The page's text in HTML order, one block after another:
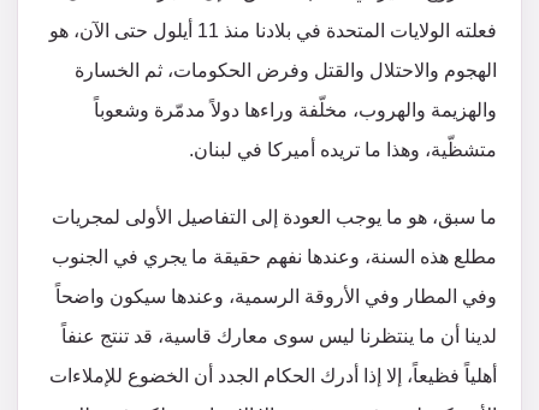
فعلته الولايات المتحدة في بلادنا منذ 11 أيلول حتى الآن، هو
الهجوم والاحتلال والقتل وفرض الحكومات، ثم الخسارة
والهزيمة والهروب، مخلّفة وراءها دولاً مدمّرة وشعوباً
متشظّية، وهذا ما تريده أميركا في لبنان.
ما سبق، هو ما يوجب العودة إلى التفاصيل الأولى لمجريات
مطلع هذه السنة، وعندها نفهم حقيقة ما يجري في الجنوب
وفي المطار وفي الأروقة الرسمية، وعندها سيكون واضحاً
لدينا أن ما ينتظرنا ليس سوى معارك قاسية، قد تنتج عنفاً
أهلياً فظيعاً، إلا إذا أدرك الحكام الجدد أن الخضوع للإملاءات